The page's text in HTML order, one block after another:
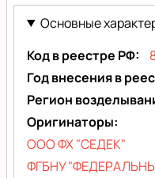
Основные
Код в реестре РФ
Год внесения в
Регион
Оригинаторы
ООО ФХ "СЕДЕК"
ФГБНУ